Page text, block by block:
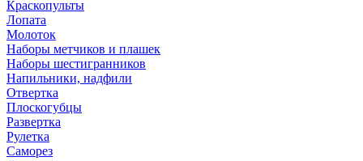
Краскопульты
Лопата
Молоток
Наборы метчиков и плашек
Наборы шестигранников
Напильники, надфили
Отвертка
Плоскогубцы
Развертка
Рулетка
Саморез